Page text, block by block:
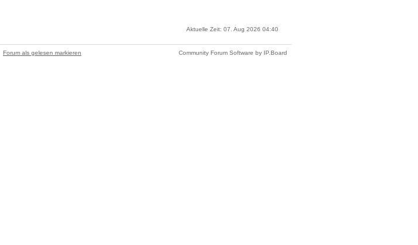
Aktuelle Zeit: 07. Aug 2026 04:40
Forum als gelesen markieren Community Forum Software by IP.Board